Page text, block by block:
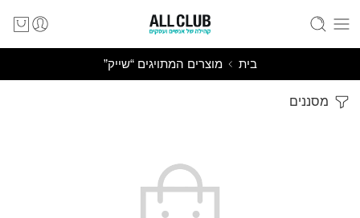
בית מוצרים המתויגים “שייק”
מסננים